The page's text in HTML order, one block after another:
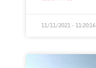
11/11/2021 - 11:20:16